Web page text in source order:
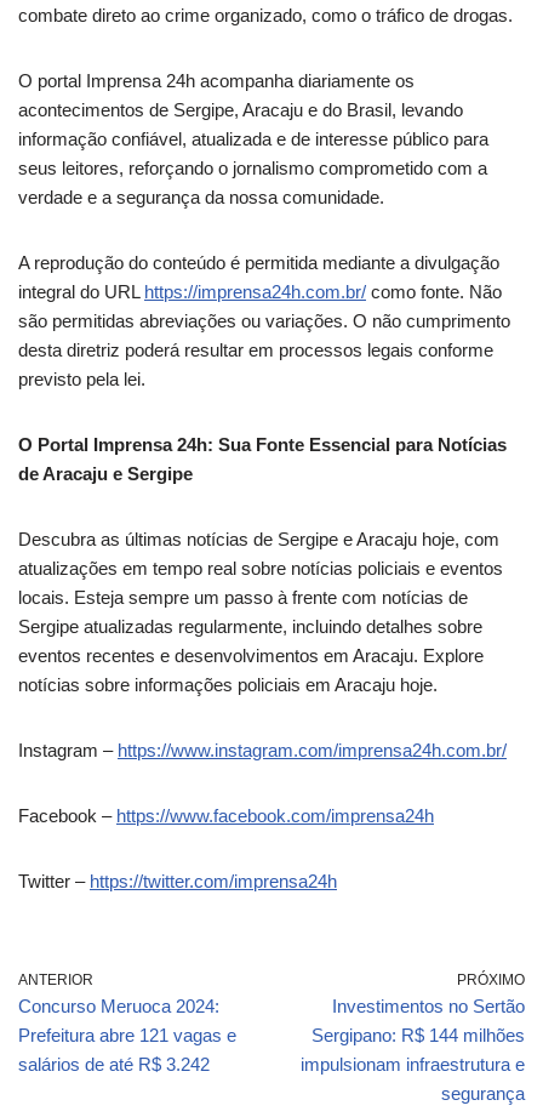
combate direto ao crime organizado, como o tráfico de drogas.
O portal Imprensa 24h acompanha diariamente os
acontecimentos de Sergipe, Aracaju e do Brasil, levando
informação confiável, atualizada e de interesse público para
seus leitores, reforçando o jornalismo comprometido com a
verdade e a segurança da nossa comunidade.
A reprodução do conteúdo é permitida mediante a divulgação
integral do URL https://imprensa24h.com.br/ como fonte. Não
são permitidas abreviações ou variações. O não cumprimento
desta diretriz poderá resultar em processos legais conforme
previsto pela lei.
O Portal Imprensa 24h: Sua Fonte Essencial para Notícias
de Aracaju e Sergipe
Descubra as últimas notícias de Sergipe e Aracaju hoje, com
atualizações em tempo real sobre notícias policiais e eventos
locais. Esteja sempre um passo à frente com notícias de
Sergipe atualizadas regularmente, incluindo detalhes sobre
eventos recentes e desenvolvimentos em Aracaju. Explore
notícias sobre informações policiais em Aracaju hoje.
Instagram – https://www.instagram.com/imprensa24h.com.br/
Facebook – https://www.facebook.com/imprensa24h
Twitter – https://twitter.com/imprensa24h
ANTERIOR
Concurso Meruoca 2024:
Prefeitura abre 121 vagas e
salários de até R$ 3.242
PRÓXIMO
Investimentos no Sertão
Sergipano: R$ 144 milhões
impulsionam infraestrutura e
segurança